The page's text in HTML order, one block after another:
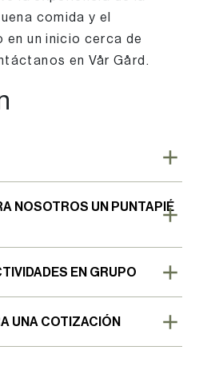
comida y el
en un inicio cerca de
en Vår Gård.
NOSOTROS UN PUNTAPIÉ
EN GRUPO
UNA COTIZACIÓN